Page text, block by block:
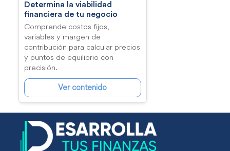
Determina la viabilidad
financiera de tu negocio
Comprende costos fijos,
variables y margen de
contribución para calcular precios
y puntos de equilibrio con
precisión.
Ver contenido